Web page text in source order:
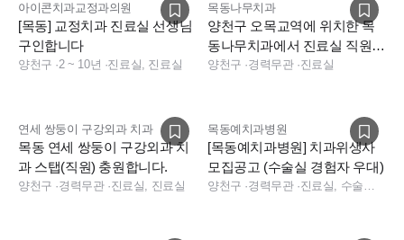
아이콘치과교정과의원
[목동] 교정치과 진료실 선생님
구인합니다
양천구 ·2 ~ 10년 ·진료실, 진료실
목동나무치과
양천구 오목교역에 위치한 목
동나무치과에서 진료실 직원
모집합니다
양천구 ·경력무관·진료실
연세 쌍둥이 구강외과 치과
목동 연세 쌍둥이 구강외과 치
과 스탭(직원) 충원합니다.
양천구 ·경력무관·진료실, 진료실
목동예치과병원
[목동예치과병원] 치과위생사
모집공고 (수술실 경험자 우대)
양천구 ·경력무관· 진료실, 수술실, 수술실, 진료실